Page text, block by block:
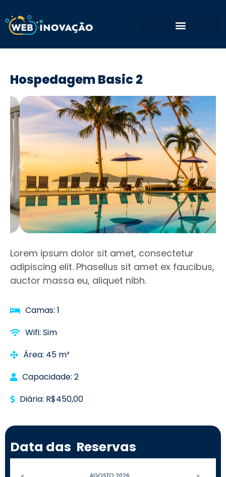
Hospedagem Basic 2
Lorem ipsum dolor sit amet, consectetur
adipiscing elit. Phasellus sit amet ex faucibus,
auctor massa eu, aliquet nibh.
Camas: 1
Wifi: Sim
Área: 45 m²
Capacidade: 2
Diária: R$450,00
Data das Reservas